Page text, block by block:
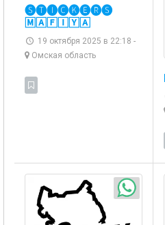
🅢🅣🅘🅒🅚🅔🅡🅢
🄼🄰🄵🄸🅈🄰
19 октября 2025 в 22:18 -
Омская область